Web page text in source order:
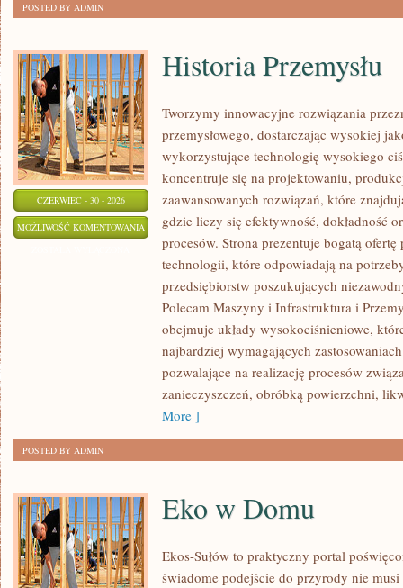
POSTED BY ADMIN
CZERWIEC - 30 - 2026
MOŻLIWOŚĆ KOMENTOWANIA HISTORIA
PRZEMYSŁU
Historia Przemysłu
Tworzymy innowacyjne rozwiązania
przemysłowego, dostarczając wysokiej
wykorzystujące technologię wysokiego
koncentruje się na projektowaniu,
zaawansowanych rozwiązań, które
gdzie liczy się efektywność, dokładność
procesów. Strona prezentuje bogatą ofertę
technologii, które odpowiadają na
przedsiębiorstw poszukujących
Polecam Maszyny i Infrastruktura i
obejmuje układy wysokociśnieniowe,
najbardziej wymagających
pozwalające na realizację procesów
zanieczyszczeń, obróbką powierzchni,
More ]
POSTED BY ADMIN
Eko w Domu
Ekos-Sułów to praktyczny portal
świadome podejście do przyrody nie